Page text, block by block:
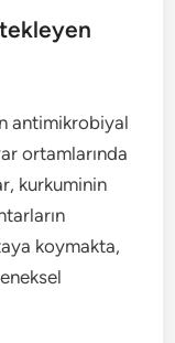
antimikrobiyal
ortamlarında
kurkuminin
koymakta,